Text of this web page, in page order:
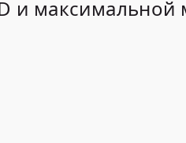
и максимальной